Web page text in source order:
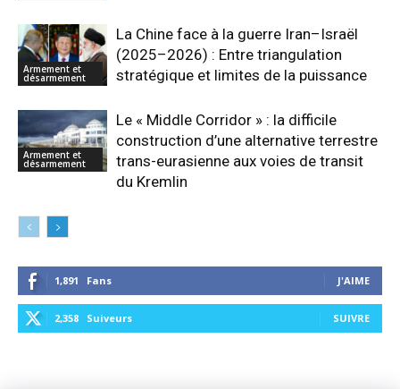
Armement et
désarmement
La Chine face à la guerre Iran–Israël
(2025–2026) : Entre triangulation
stratégique et limites de la puissance
Armement et
désarmement
Le « Middle Corridor » : la difficile
construction d’une alternative terrestre
trans-eurasienne aux voies de transit
du Kremlin
1,891 Fans J'AIME
2,358 Suiveurs SUIVRE